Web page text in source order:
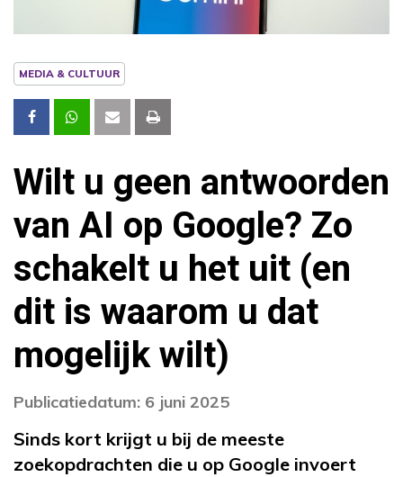
MEDIA & CULTUUR
Wilt u geen antwoorden
van AI op Google? Zo
schakelt u het uit (en
dit is waarom u dat
mogelijk wilt)
Publicatiedatum: 6 juni 2025
Sinds kort krijgt u bij de meeste
zoekopdrachten die u op Google invoert